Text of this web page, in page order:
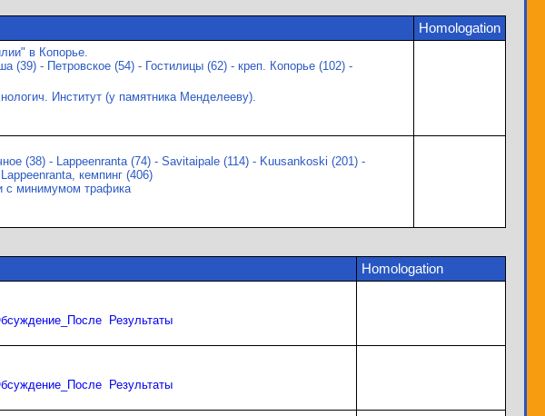
Homologation
в Копорье.
- Петровское (54) - Гостилицы (62) - креп. Копорье (102) -
Институт (у памятника Менделееву).
(38) - Lappeenranta (74) - Savitaipale (114) - Kuusankoski (201) -
кемпинг (406)
с минимумом трафика
Homologation
Результаты
Результаты